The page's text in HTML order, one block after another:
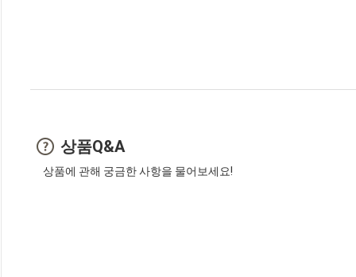
상품Q&A
상품에 관해 궁금한 사항을 물어보세요!